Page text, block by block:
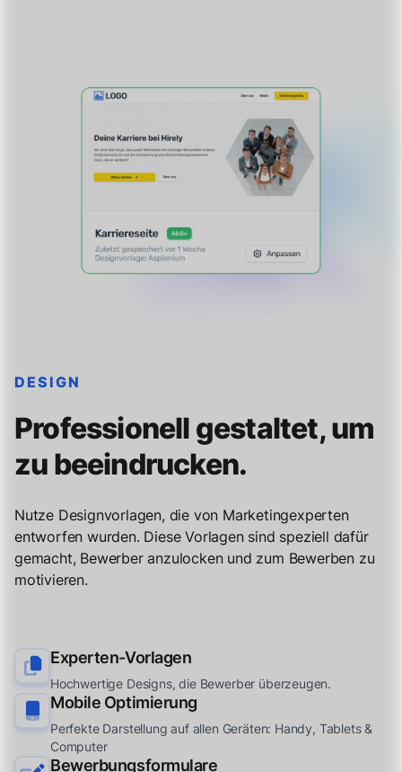
DESIGN
Professionell gestaltet, um
zu beeindrucken.
Nutze Designvorlagen, die von Marketingexperten
entworfen wurden. Diese Vorlagen sind speziell dafür
gemacht, Bewerber anzulocken und zum Bewerben zu
motivieren.
Experten-Vorlagen
Hochwertige Designs, die Bewerber überzeugen.
Mobile Optimierung
Perfekte Darstellung auf allen Geräten: Handy, Tablets &
Computer
Bewerbungsformulare